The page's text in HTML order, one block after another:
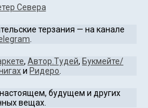
терзания — на канале
, Автор.Тудей, Букмейте/
и Ридеро
будущем и других
вещах.